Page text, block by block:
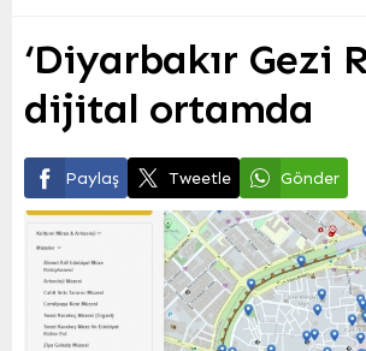
‘Diyarbakır Gezi
dijital ortamda
Paylaş Tweetle Gönder